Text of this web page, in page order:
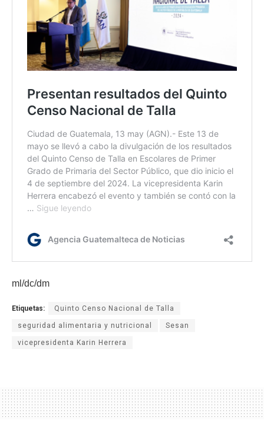
ml/dc/dm
Etiquetas: Quinto Censo Nacional de Talla
seguridad alimentaria y nutricional Sesan
vicepresidenta Karin Herrera